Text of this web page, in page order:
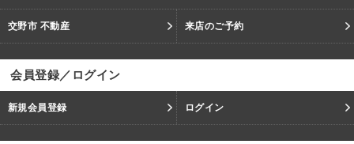
交野市 不動産 来店のご予約
会員登録／ログイン
新規会員登録 ログイン